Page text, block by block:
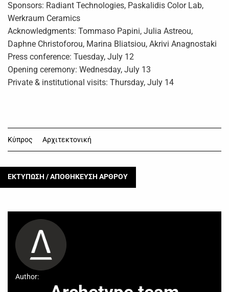
Sponsors: Radiant Technologies, Paskalidis Color Lab,
Werkraum Ceramics
Acknowledgments: Tommaso Papini, Julia Astreou,
Daphne Christoforou, Marina Bliatsiou, Akrivi Anagnostaki
Press conference: Tuesday, July 12
Opening ceremony: Wednesday, July 13
Private & institutional visits: Thursday, July 14
Κύπρος Αρχιτεκτονική
ΕΚΤΥΠΩΣΗ / ΑΠΟΘΗΚΕΥΣΗ ΑΡΘΡΟΥ
Author: